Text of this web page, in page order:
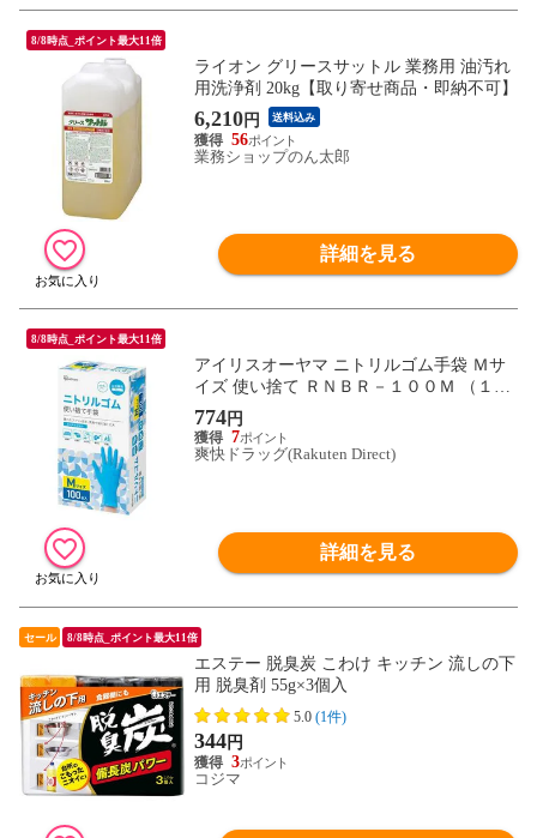
8/8時点_ポイント最大11倍
ライオン グリースサットル 業務用 油汚れ
用洗浄剤 20kg【取り寄せ商品・即納不可】
6,210円 送料込み
56
業務ショップのん太郎
詳細を見る
8/8時点_ポイント最大11倍
アイリスオーヤマ ニトリルゴム手袋 Ｍサ
イズ 使い捨て ＲＮＢＲ－１００Ｍ （１０
０枚入）
774円
7
爽快ドラッグ(Rakuten Direct)
詳細を見る
セール 8/8時点_ポイント最大11倍
エステー 脱臭炭 こわけ キッチン 流しの下
用 脱臭剤 55g×3個入
5.0 (1件)
344円
3
コジマ